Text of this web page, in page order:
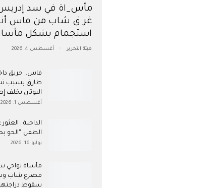
مأس_اة في سد إدريس
غر ق شاب من فاس
استجمام بشكل
هيئة التحرير أغسطس 4, 2026
فاس.. حريق
طارق بسبب
البوتان يخلف
أغسطس 1, 2026
​الداخلة :
الطفل “الحو
يوليو 16, 2026
مأساة نواحي
مصرع شاب
سقوط